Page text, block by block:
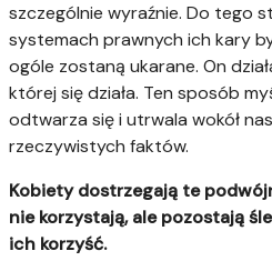
szczególnie wyraźnie. Do tego
systemach prawnych ich kary
ogóle zostaną ukarane. On
której się działa. Ten sposób
odtwarza się i utrwala wokół
rzeczywistych faktów.
Kobiety dostrzegają te
nie korzystają, ale pozostają
ich korzyść.